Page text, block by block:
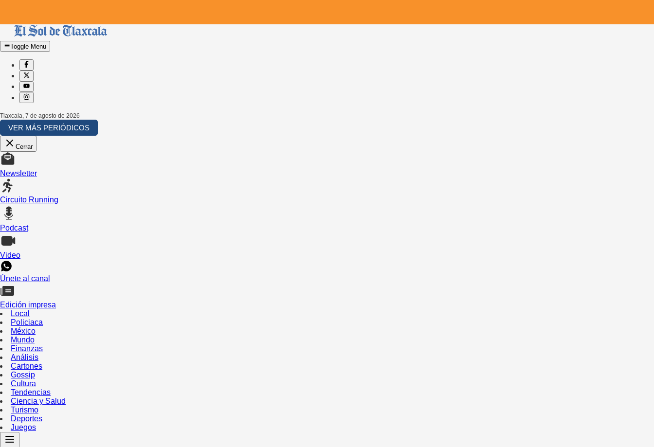
Toggle Menu
Tlaxcala 7 de agosto de 2026
VER MÁS PERIÓDICOS
Cerrar
Newsletter
Circuito Running
Podcast
Video
Únete al canal
Edición impresa
Local
Policiaca
México
Mundo
Finanzas
Análisis
Cartones
Gossip
Cultura
Tendencias
Ciencia y Salud
Turismo
Deportes
Juegos